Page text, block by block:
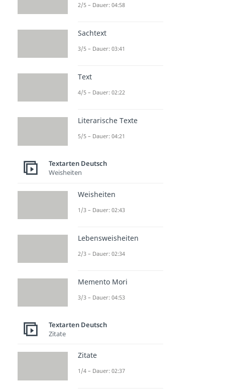
2/5 – Dauer: 04:58
Sachtext
3/5 – Dauer: 03:41
Text
4/5 – Dauer: 02:22
Literarische Texte
5/5 – Dauer: 04:21
Textarten Deutsch
Weisheiten
Weisheiten
1/3 – Dauer: 02:43
Lebensweisheiten
2/3 – Dauer: 02:34
Memento Mori
3/3 – Dauer: 04:53
Textarten Deutsch
Zitate
Zitate
1/4 – Dauer: 02:37